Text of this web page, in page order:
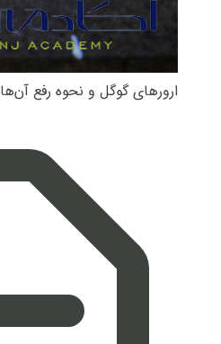
ارورهای گوگل و نحوه رفع آن‌ها